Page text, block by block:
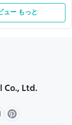
ット L字型
ュー もっと
Ltd.